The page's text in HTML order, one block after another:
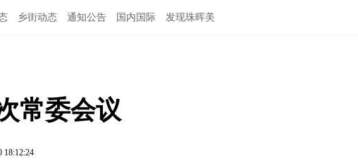
乡街动态 通知公告 国内国际 发现珠晖美
常委会议
18:12:24